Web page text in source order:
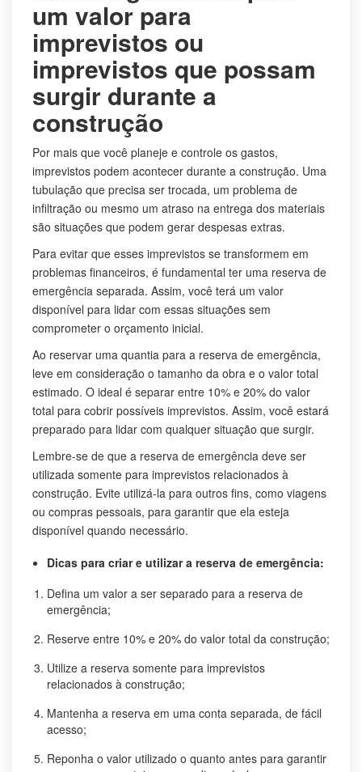
um valor para
imprevistos ou
imprevistos que possam
surgir durante a
construção
Por mais que você planeje e controle os gastos,
imprevistos podem acontecer durante a construção. Uma
tubulação que precisa ser trocada, um problema de
infiltração ou mesmo um atraso na entrega dos materiais
são situações que podem gerar despesas extras.
Para evitar que esses imprevistos se transformem em
problemas financeiros, é fundamental ter uma reserva de
emergência separada. Assim, você terá um valor
disponível para lidar com essas situações sem
comprometer o orçamento inicial.
Ao reservar uma quantia para a reserva de emergência,
leve em consideração o tamanho da obra e o valor total
estimado. O ideal é separar entre 10% e 20% do valor
total para cobrir possíveis imprevistos. Assim, você estará
preparado para lidar com qualquer situação que surgir.
Lembre-se de que a reserva de emergência deve ser
utilizada somente para imprevistos relacionados à
construção. Evite utilizá-la para outros fins, como viagens
ou compras pessoais, para garantir que ela esteja
disponível quando necessário.
Dicas para criar e utilizar a reserva de emergência:
Defina um valor a ser separado para a reserva de
emergência;
Reserve entre 10% e 20% do valor total da construção;
Utilize a reserva somente para imprevistos
relacionados à construção;
Mantenha a reserva em uma conta separada, de fácil
acesso;
Reponha o valor utilizado o quanto antes para garantir